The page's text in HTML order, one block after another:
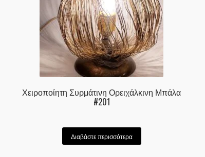
Χειροποίητη Συρμάτινη Ορειχάλκινη Μπάλα
#201
Διαβάστε περισσότερα